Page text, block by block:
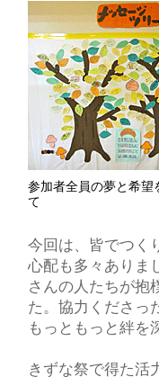
参加者全員の夢と希望
て
今回は、皆でつく
心配も多々ありま
さんの人たちが抱
た。協力くださっ
もっともっと絆を
きずな祭で得た活